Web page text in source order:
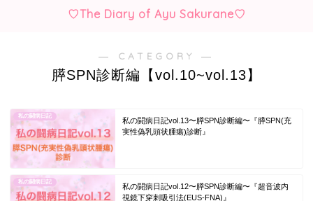
♡The Diary of Ayu Sakurane♡
― CATEGORY ―
膵SPN診断編【vol.10~vol.13】
私の闘病日記
私の闘病日記vol.13〜膵SPN診断編〜『膵SPN(充
実性偽乳頭状腫瘍)診断』
私の闘病日記
私の闘病日記vol.12〜膵SPN診断編〜『超音波内
視鏡下穿刺吸引法(EUS-FNA)』